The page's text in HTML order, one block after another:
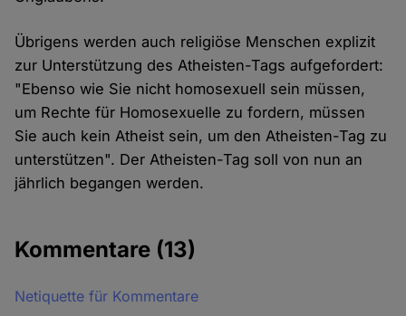
Übrigens werden auch religiöse Menschen explizit
zur Unterstützung des Atheisten-Tags aufgefordert:
"Ebenso wie Sie nicht homosexuell sein müssen,
um Rechte für Homosexuelle zu fordern, müssen
Sie auch kein Atheist sein, um den Atheisten-Tag zu
unterstützen". Der Atheisten-Tag soll von nun an
jährlich begangen werden.
Kommentare (13)
Netiquette für Kommentare